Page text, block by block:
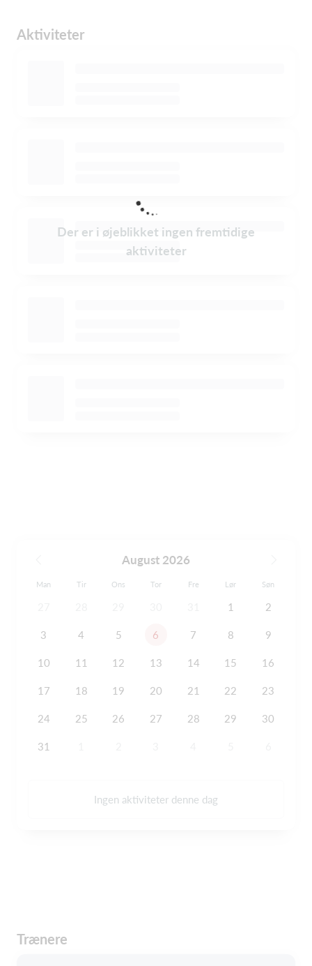
Aktiviteter
Der er i øjeblikket ingen fremtidige
aktiviteter
August 2026
Man Tir Ons Tor Fre Lør Søn
1 2
3 4 5 6 7 8 9
10 11 12 13 14 15 16
17 18 19 20 21 22 23
24 25 26 27 28 29 30
31
Ingen aktiviteter denne dag
Trænere